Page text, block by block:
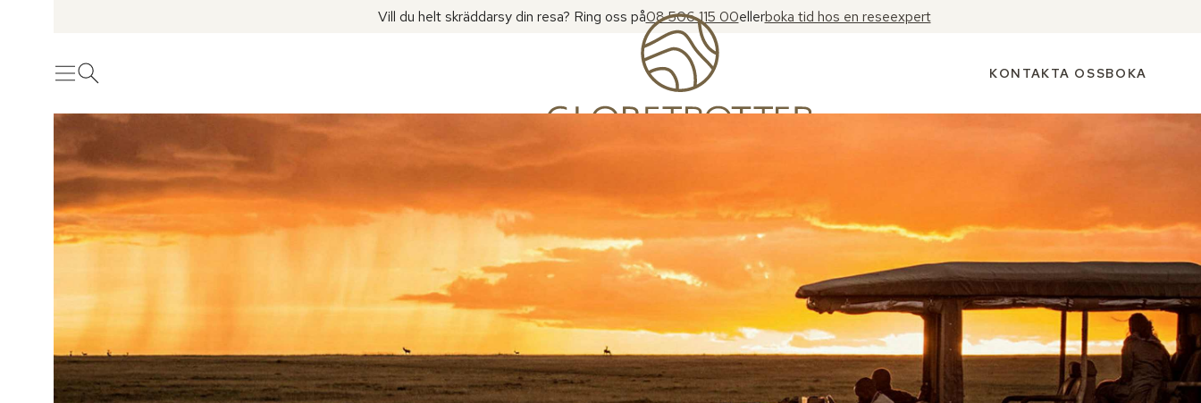
Vill du helt skräddarsy din resa? Ring oss på08 506 115 00ellerboka tid hos en reseexpert
MenyÖppna sök KONTAKTA OSSBOKA
Se fler bilder